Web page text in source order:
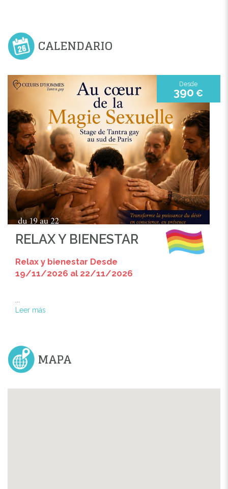
CALENDARIO
Desde
390 €
RELAX Y BIENESTAR
Relax y bienestar Desde
19/11/2026 al 22/11/2026
Leer más
MAPA